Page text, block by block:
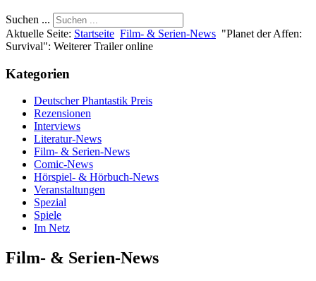
Suchen ...
Aktuelle Seite: Startseite Film- & Serien-News "Planet der Affen:
Survival": Weiterer Trailer online
Kategorien
Deutscher Phantastik Preis
Rezensionen
Interviews
Literatur-News
Film- & Serien-News
Comic-News
Hörspiel- & Hörbuch-News
Veranstaltungen
Spezial
Spiele
Im Netz
Film- & Serien-News